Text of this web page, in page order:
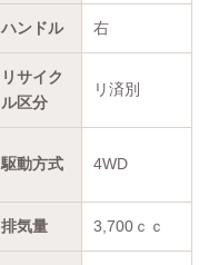
ハンドル 右
リサイク
ル区分
リ済別
駆動方式 4WD
排気量 3,700ｃｃ